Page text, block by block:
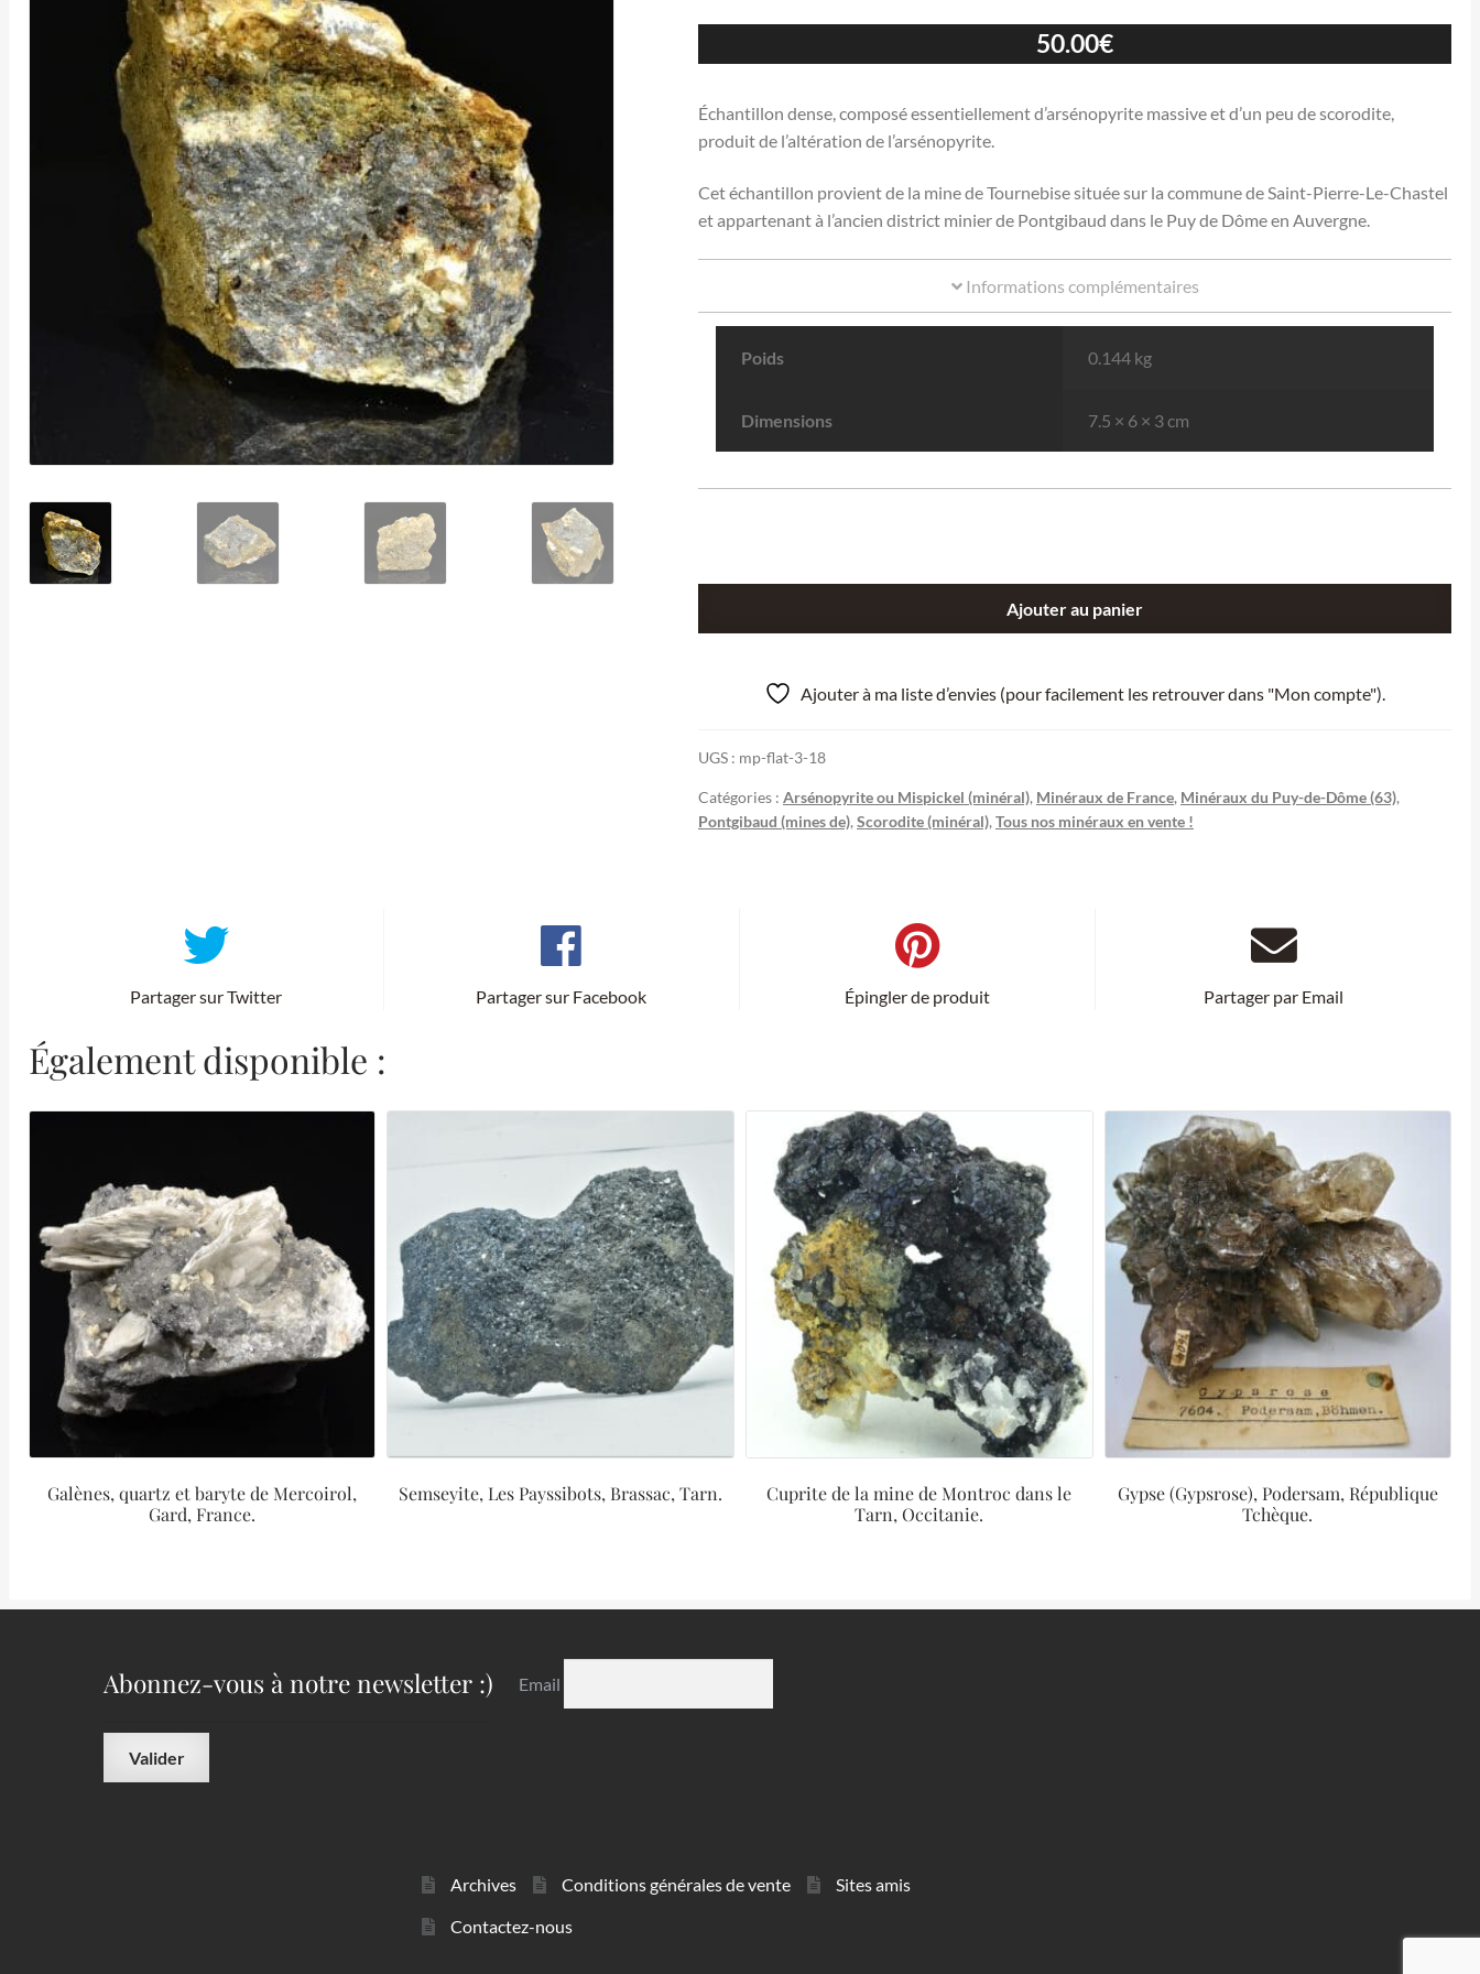
50.00€
Échantillon dense, composé essentiellement d’arsénopyrite massive et d’un peu de scorodite,
produit de l’altération de l’arsénopyrite.
Cet échantillon provient de la mine de Tournebise située sur la commune de Saint-Pierre-Le-Chastel
et appartenant à l’ancien district minier de Pontgibaud dans le Puy de Dôme en Auvergne.
Informations complémentaires
Poids 0.144 kg
Dimensions 7.5 × 6 × 3 cm
scorodite,
Tournebise,
Puy-
de-
Dôme.
Ajouter au panier
Ajouter à ma liste d’envies (pour facilement les retrouver dans "Mon compte").
UGS : mp-flat-3-18
Catégories : Arsénopyrite ou Mispickel (minéral), Minéraux de France, Minéraux du Puy-de-Dôme (63),
Pontgibaud (mines de), Scorodite (minéral), Tous nos minéraux en vente !
Partager sur Twitter Partager sur Facebook Épingler de produit Partager par Email
Également disponible :
Galènes, quartz et baryte de Mercoirol,
Gard, France.
Semseyite, Les Payssibots, Brassac, Tarn.
Cuprite de la mine de Montroc dans le
Tarn, Occitanie.
Gypse (Gypsrose), Podersam, République
Tchèque.
Abonnez-vous à notre newsletter :) Email
Archives Conditions générales de vente
Sites amis
Contactez-nous